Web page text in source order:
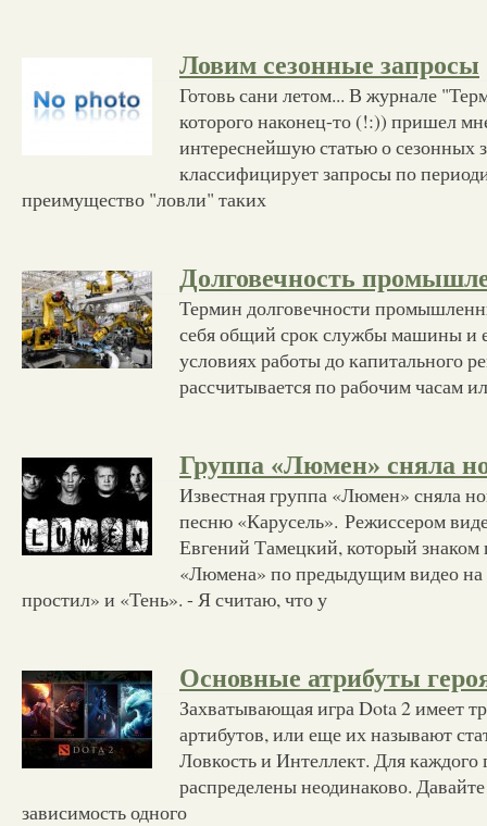
Ловим сезонные запросы
Готовь сани летом... В журнале
которого наконец-то (!:)) пришел
интереснейшую статью о сезонных
классифицирует запросы по
преимущество "ловли" таких
Долговечность
Термин долговечности
себя общий срок службы машины и
условиях работы до капитального
рассчитывается по рабочим часам
Группа «Люмен» сняла
Известная группа «Люмен» сняла
песню «Карусель». Режиссером
Евгений Тамецкий, который
«Люмена» по предыдущим видео
простил» и «Тень». - Я считаю, что у
Основные атрибуты
Захватывающая игра Dota 2 имеет
артибутов, или еще их называют
Ловкость и Интеллект. Для каждого
распределены неодинаково.
зависимость одного